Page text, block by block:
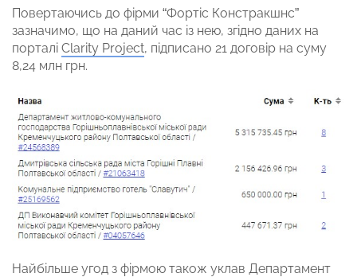
Повертаючись до фірми “Фортіс Констракшнс”
зазначимо, що на даний час із нею, згідно даних на
порталі Clarity Project, підписано 21 договір на суму
8,24 млн грн.
Найбільше угод з фірмою також уклав Департамент